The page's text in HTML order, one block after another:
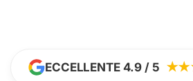
ECCELLENTE 4.9 / 5